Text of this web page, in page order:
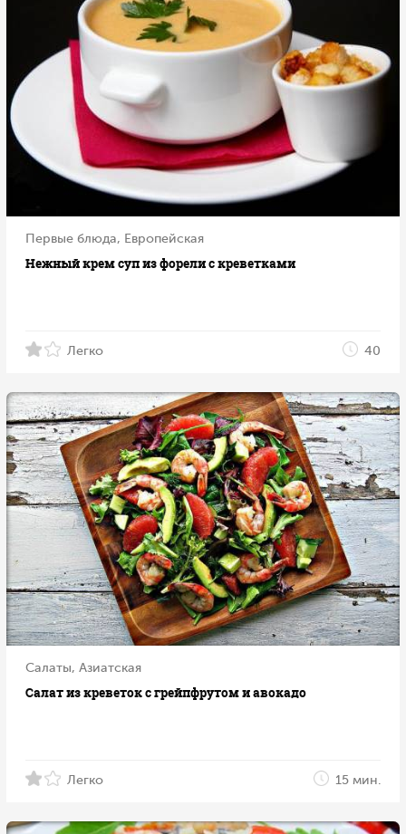
Первые блюда, Европейская
Нежный крем суп из форели с креветками
Легко 40
Салаты, Азиатская
Салат из креветок с грейпфрутом и авокадо
Легко 15 мин.